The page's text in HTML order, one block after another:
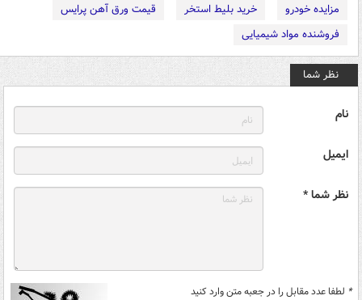
مزایده خودرو
خرید بلیط استخر
قیمت ورق آهن پرایس
فروشنده مواد شیمیایی
نظر شما
نام
ایمیل
نظر شما *
* لطفا عدد مقابل را در جعبه متن وارد کنید